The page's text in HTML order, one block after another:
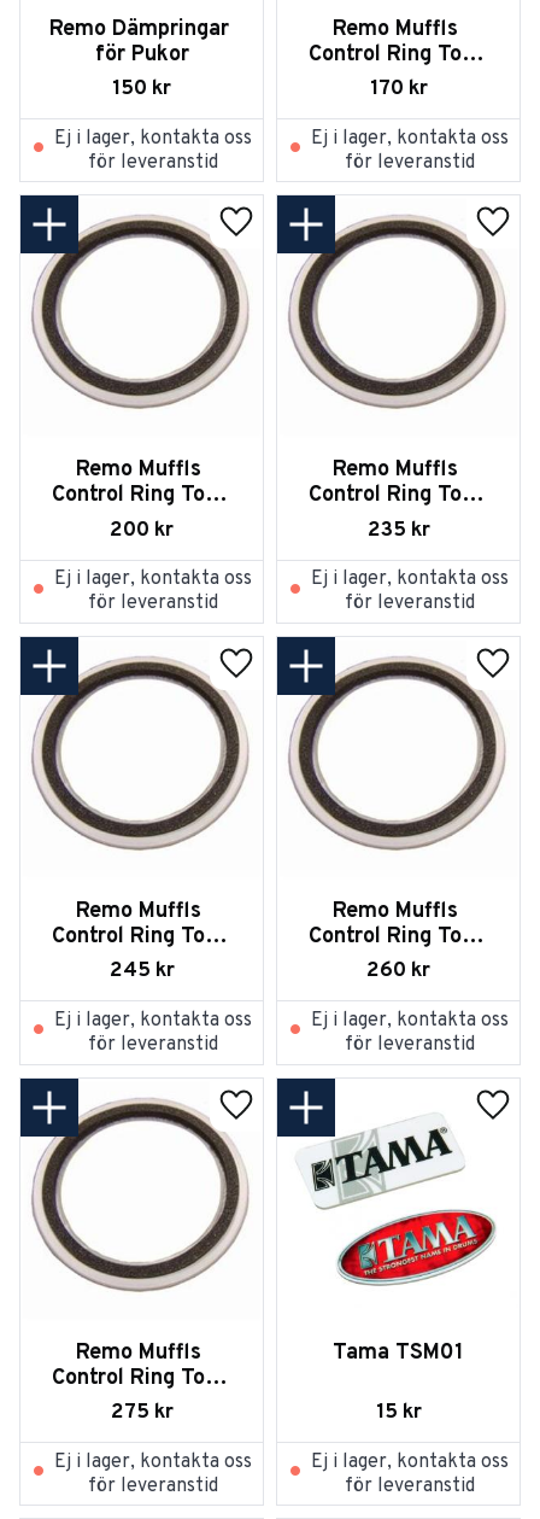
Remo Dämpringar
för Pukor
150 kr
Ej i lager, kontakta oss
för leveranstid
Remo Muffls
Control Ring Tom-
Tom 10
170 kr
Ej i lager, kontakta oss
för leveranstid
Remo Muffls
Control Ring Tom-
Tom 12
200 kr
Lägg till i favoriter
Ej i lager, kontakta oss
för leveranstid
Remo Muffls
Control Ring Tom-
Tom 13
235 kr
Ej i lager, kontakta oss
för leveranstid
Remo Muffls
Control Ring Tom-
Tom 14
245 kr
Lägg till i favoriter
Ej i lager, kontakta oss
för leveranstid
Remo Muffls
Control Ring Tom-
Tom 15
260 kr
Ej i lager, kontakta oss
för leveranstid
Remo Muffls
Control Ring Tom-
Tom 16
275 kr
Lägg till i favoriter
Ej i lager, kontakta oss
för leveranstid
Tama TSM01
15 kr
Ej i lager, kontakta oss
för leveranstid